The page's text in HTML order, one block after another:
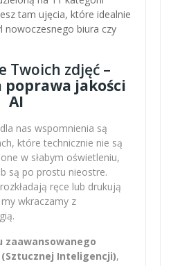
tam ujęcia, które idealnie
nowoczesnego biura czy
Twoich zdjęć –
jakości
AI
nas wspomnienia są
które technicznie nie są
w słabym oświetleniu,
są po prostu nieostre.
ręce lub drukują
wkraczamy z
zaawansowanego
Inteligencji),